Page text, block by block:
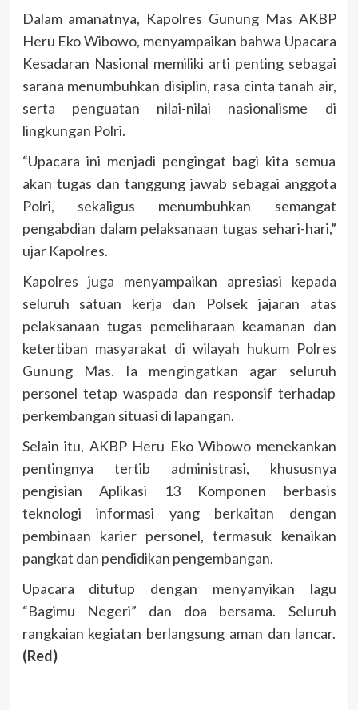
Dalam amanatnya, Kapolres Gunung Mas AKBP
Heru Eko Wibowo, menyampaikan bahwa Upacara
Kesadaran Nasional memiliki arti penting sebagai
sarana menumbuhkan disiplin, rasa cinta tanah air,
serta penguatan nilai-nilai nasionalisme di
lingkungan Polri.
“Upacara ini menjadi pengingat bagi kita semua
akan tugas dan tanggung jawab sebagai anggota
Polri, sekaligus menumbuhkan semangat
pengabdian dalam pelaksanaan tugas sehari-hari,”
ujar Kapolres.
Kapolres juga menyampaikan apresiasi kepada
seluruh satuan kerja dan Polsek jajaran atas
pelaksanaan tugas pemeliharaan keamanan dan
ketertiban masyarakat di wilayah hukum Polres
Gunung Mas. Ia mengingatkan agar seluruh
personel tetap waspada dan responsif terhadap
perkembangan situasi di lapangan.
Selain itu, AKBP Heru Eko Wibowo menekankan
pentingnya tertib administrasi, khususnya
pengisian Aplikasi 13 Komponen berbasis
teknologi informasi yang berkaitan dengan
pembinaan karier personel, termasuk kenaikan
pangkat dan pendidikan pengembangan.
Upacara ditutup dengan menyanyikan lagu
“Bagimu Negeri” dan doa bersama. Seluruh
rangkaian kegiatan berlangsung aman dan lancar.
(Red)